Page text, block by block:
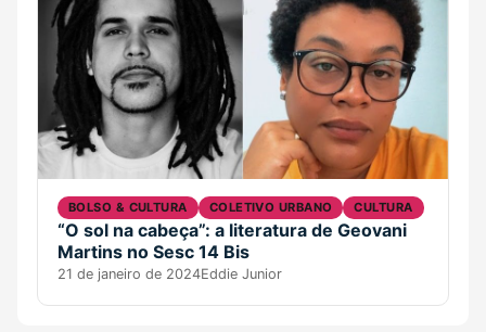
BOLSO & CULTURA COLETIVO URBANO CULTURA
“O sol na cabeça”: a literatura de Geovani
Martins no Sesc 14 Bis
21 de janeiro de 2024Eddie Junior